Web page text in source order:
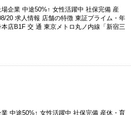
企業 中途50%↑ 女性活躍中 社保完備 産
20 求人情報 店舗の特徴 東証プライム・年
店B1F 交 通 東京メトロ丸ノ内線「新宿三
中途50%↑ 女性活躍中 社保完備 産休・育